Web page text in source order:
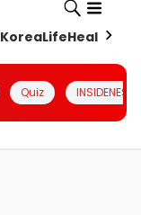
KoreaLifeHealth
Quiz INSIDENESIA